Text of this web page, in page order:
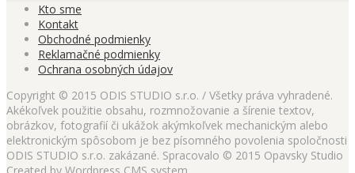
Kto sme
Kontakt
Obchodné podmienky
Reklamačné podmienky
Ochrana osobných údajov
Copyright © 2015 ODIS STUDIO s.r.o. / Všetky práva vyhradené.
Akékoľvek použitie obsahu, rozmnožovanie a šírenie textov,
obrázkov, fotografií či ukážok akýmkoľvek mechanickým alebo
elektronickým spôsobom je bez písomného povolenia spoločnosti
ODIS STUDIO s.r.o. zakázané. Spracovalo © 2015 Opavsky Studio
Created by Wordpress CMS system